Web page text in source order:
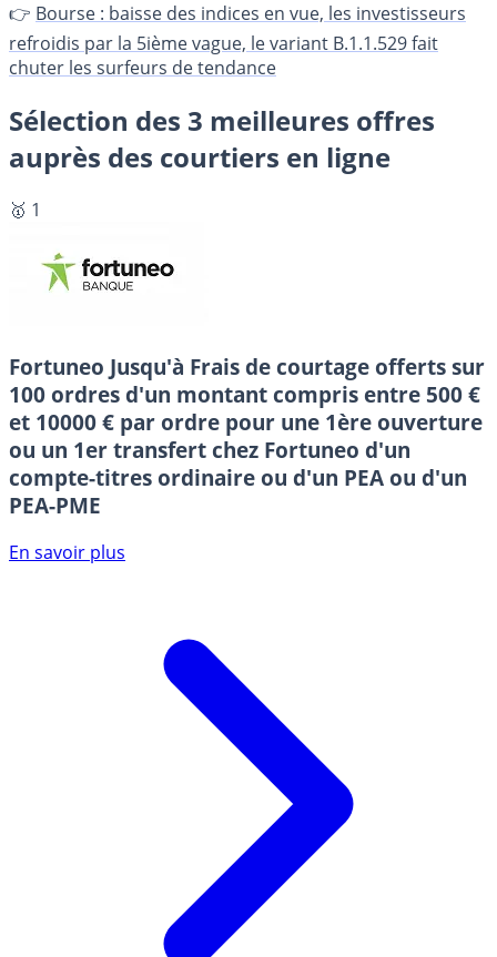
👉 Bourse : baisse des indices en vue, les investisseurs
refroidis par la 5ième vague, le variant B.1.1.529 fait
chuter les surfeurs de tendance
Sélection des 3 meilleures offres
auprès des courtiers en ligne
🥇 1
Fortuneo Jusqu'à Frais de courtage offerts sur
100 ordres d'un montant compris entre 500 €
et 10000 € par ordre pour une 1ère ouverture
ou un 1er transfert chez Fortuneo d'un
compte-titres ordinaire ou d'un PEA ou d'un
PEA-PME
En savoir plus